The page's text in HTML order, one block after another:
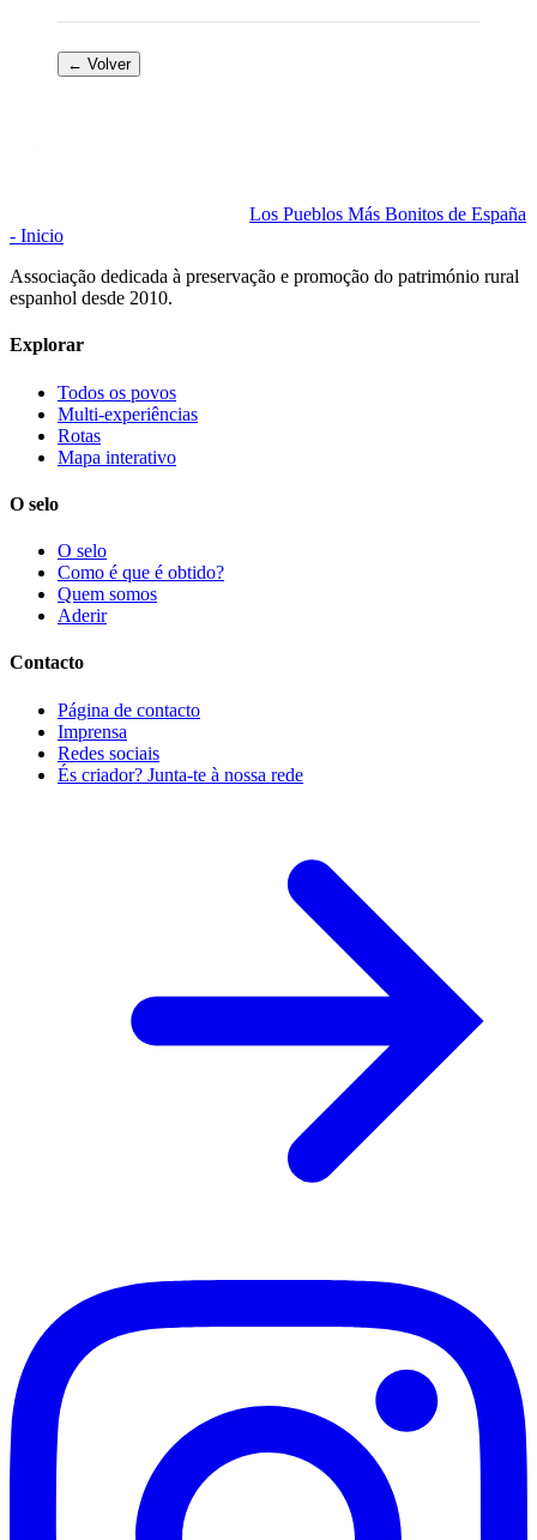
← Volver
Los Pueblos Más Bonitos de España
- Inicio
Associação dedicada à preservação e promoção do património rural
espanhol desde 2010.
Explorar
Todos os povos
Multi-experiências
Rotas
Mapa interativo
O selo
O selo
Como é que é obtido?
Quem somos
Aderir
Contacto
Página de contacto
Imprensa
Redes sociais
És criador? Junta-te à nossa rede